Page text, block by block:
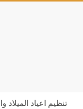
تنظيم اعياد الميلاد